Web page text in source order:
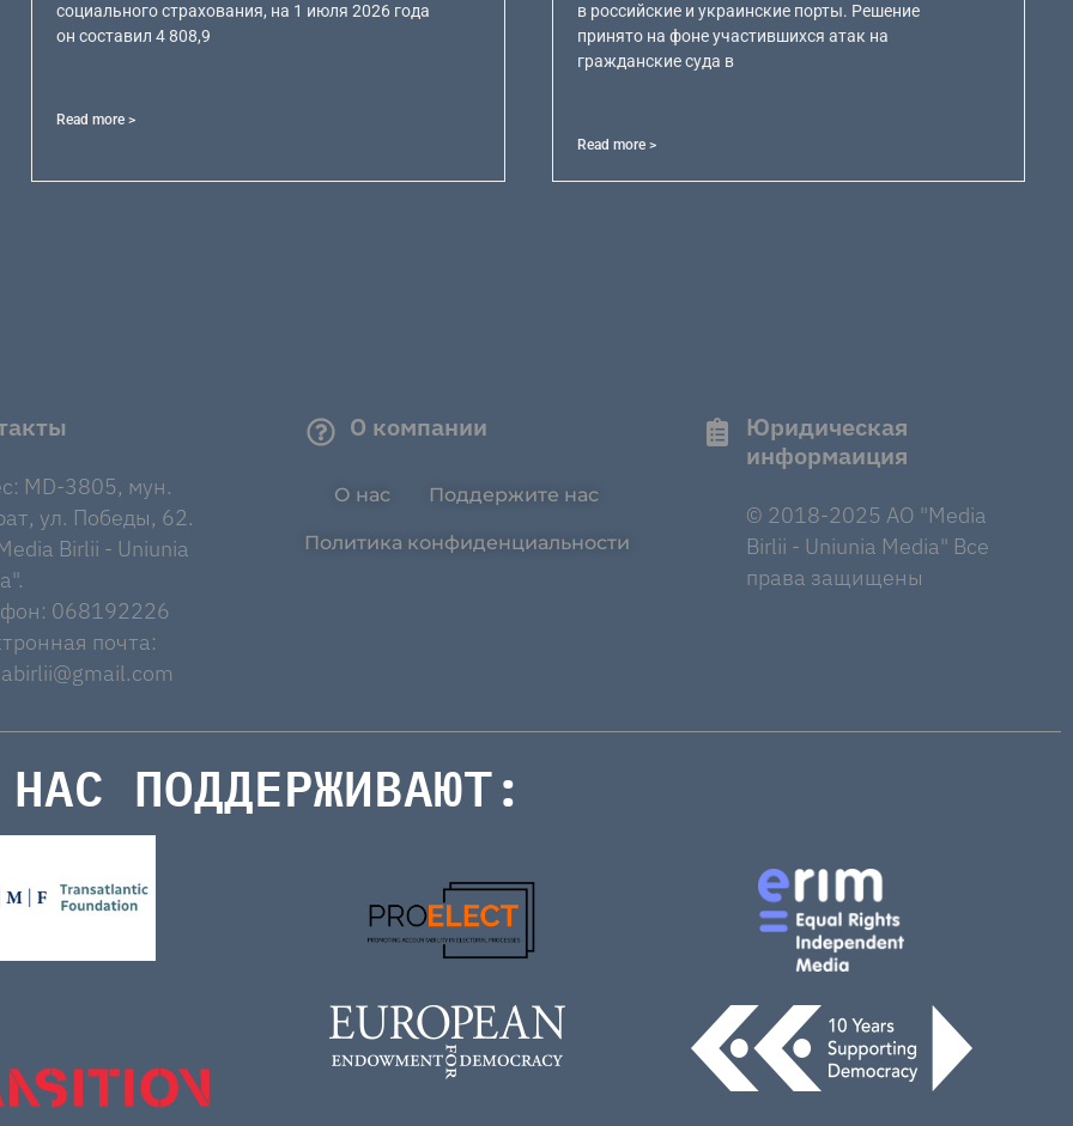
социального страхования, на 1 июля 2026 года
он составил 4 808,9
Read more >
в российские и украинские порты. Решение
принято на фоне участившихся атак на
гражданские суда в
Read more >
MD-3805, мун.
ул. Победы, 62.
Birlii - Uniunia
068192226
почта:
О компании
О нас Поддержите нас
Политика конфиденциальности
Юридическая
информаиция
© 2018-2025 AO "Media
Birlii - Uniunia Media" Все
права защищены
НАС ПОДДЕРЖИВАЮТ: